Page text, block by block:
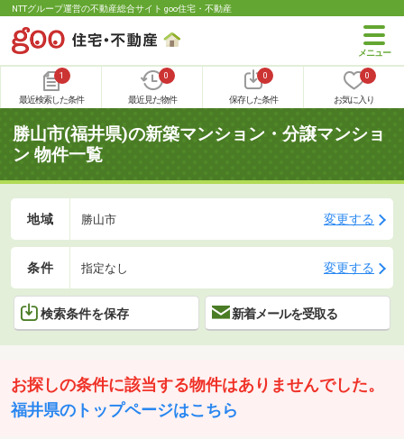
NTTグループ運営の不動産総合サイト goo住宅・不動産
1
最近検索した条件
0
最近見た物件
0
保存した条件
0
お気に入り
勝山市(福井県)の新築マンション・分譲マンショ
ン 物件一覧
地域 勝山市 変更する
条件 指定なし 変更する
検索条件を保存 新着メールを受取る
お探しの条件に該当する物件はありませんでした。
福井県のトップページはこちら